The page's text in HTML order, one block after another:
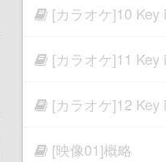
[カラオケ]10 Key
[カラオケ]11 Key
[カラオケ]12 Key
[映像01]概略